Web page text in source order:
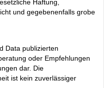
Haftung,
und gegebenenfalls grobe
Data publizierten
oder Empfehlungen
dar. Die
ist kein zuverlässiger